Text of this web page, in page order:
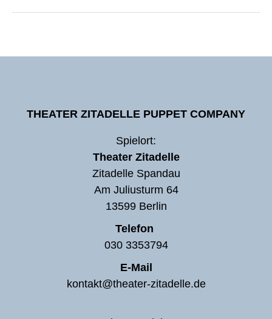
THEATER ZITADELLE PUPPET COMPANY
Spielort:
Theater Zitadelle
Zitadelle Spandau
Am Juliusturm 64
13599 Berlin
Telefon
030 3353794
E-Mail
kontakt@theater-zitadelle.de